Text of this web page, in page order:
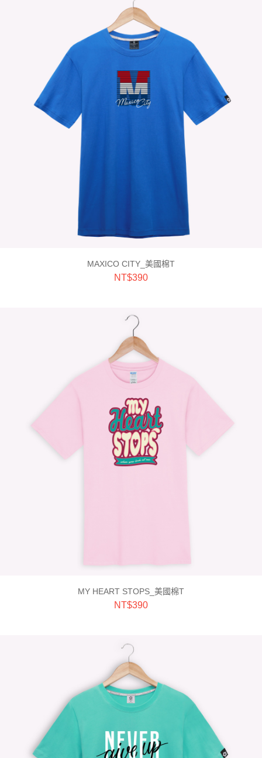
MAXICO CITY_美國棉T
NT$390
MY HEART STOPS_美國棉T
NT$390